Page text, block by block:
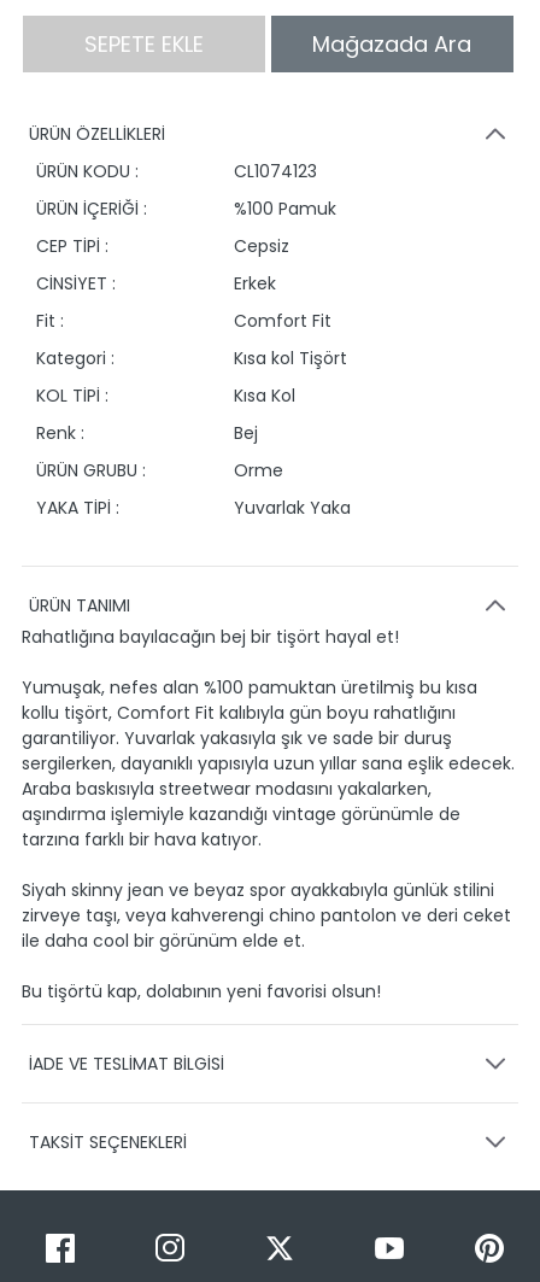
SEPETE EKLE Mağazada Ara
ÜRÜN ÖZELLİKLERİ
ÜRÜN KODU :
CL1074123
ÜRÜN İÇERİĞİ :
%100 Pamuk
CEP TİPİ :
Cepsiz
CİNSİYET :
Erkek
Fit :
Comfort Fit
Kategori :
Kısa kol Tişört
KOL TİPİ :
Kısa Kol
Renk :
Bej
ÜRÜN GRUBU :
Orme
YAKA TİPİ :
Yuvarlak Yaka
ÜRÜN TANIMI
Rahatlığına bayılacağın bej bir tişört hayal et!
Yumuşak, nefes alan %100 pamuktan üretilmiş bu kısa
kollu tişört, Comfort Fit kalıbıyla gün boyu rahatlığını
garantiliyor. Yuvarlak yakasıyla şık ve sade bir duruş
sergilerken, dayanıklı yapısıyla uzun yıllar sana eşlik edecek.
Araba baskısıyla streetwear modasını yakalarken,
aşındırma işlemiyle kazandığı vintage görünümle de
tarzına farklı bir hava katıyor.
Siyah skinny jean ve beyaz spor ayakkabıyla günlük stilini
zirveye taşı, veya kahverengi chino pantolon ve deri ceket
ile daha cool bir görünüm elde et.
Bu tişörtü kap, dolabının yeni favorisi olsun!
İADE VE TESLİMAT BİLGİSİ
Ürünlerinizin gönderimini anlaşmalı olduğumuz PTT,
1-3 iş günü içerisinde kargoya teslim edilir.
Siparişimin kargo takibini nasıl yapabilirim?
TAKSİT SEÇENEKLERİ
Taksit Sayısı Taksit Miktarı
Taksitli Tutar
Toplam